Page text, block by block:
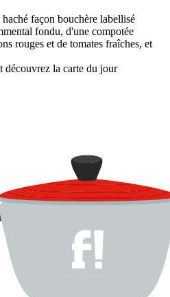
façon bouchère labellisé
fondu, d'une compotée
rouges et de tomates fraîches, et
découvrez la carte du jour